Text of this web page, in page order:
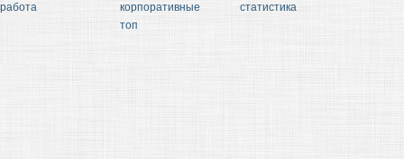
работа
корпоративные
топ
статистика